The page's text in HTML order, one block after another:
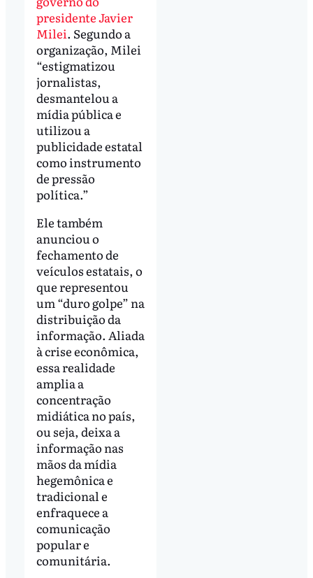
presidente Javier
Milei. Segundo a
organização, Milei
“estigmatizou
jornalistas,
desmantelou a
mídia pública e
utilizou a
publicidade estatal
como instrumento
de pressão
política.”
Ele também
anunciou o
fechamento de
veículos estatais, o
que representou
um “duro golpe” na
distribuição da
informação. Aliada
à crise econômica,
essa realidade
amplia a
concentração
midiática no país,
ou seja, deixa a
informação nas
mãos da mídia
hegemônica e
tradicional e
enfraquece a
comunicação
popular e
comunitária.